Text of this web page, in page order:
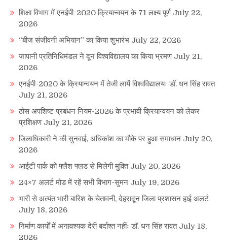
शिक्षा विभाग में एनईपी-2020 क्रियान्वयन के 71 लक्ष्य पूर्ण July 22,
2026
“बीज संजीवनी अभियान” का किया शुभारंभ July 22, 2026
जापानी प्रतिनिधिमंडल ने दून विश्वविद्यालय का किया भ्रमण July 21,
2026
एनईपी-2020 के क्रियान्वयन में तेजी लायें विश्वविद्यालयः डॉ. धन सिंह रावत
July 21, 2026
ठोस अपशिष्ट प्रबंधन नियम-2026 के प्रभावी क्रियान्वयन को लेकर
प्रशिक्षण July 21, 2026
जिलाधिकारी ने की सुनवाई, अधिकांश का मौके पर हुआ समाधान July 20,
2026
आईटी पार्क को फ्लैश फ्लड से मिलेगी मुक्ति July 20, 2026
24×7 अलर्ट मोड में रहें सभी विभाग-सुमन July 19, 2026
भारी से अत्यंत भारी बारिश के चेतावनी, देहरादून जिला प्रशासन हाई अलर्ट
July 18, 2026
निर्माण कार्यों में अनावश्यक देरी बर्दाश्त नहींः डाॅ. धन सिंह रावत July 18,
2026